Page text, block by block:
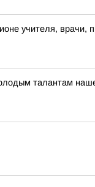
учителя, врачи,
талантам